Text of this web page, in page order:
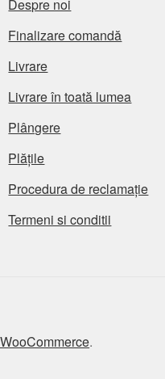
Despre noi
Finalizare comandă
Livrare
Livrare în toată lumea
Plângere
Plățile
Procedura de reclamație
Termeni si conditii
.